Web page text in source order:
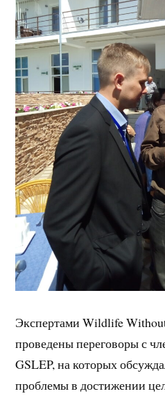
Экспертами Wildlife
проведены переговоры с
GSLEP, на которых
проблемы в достижении